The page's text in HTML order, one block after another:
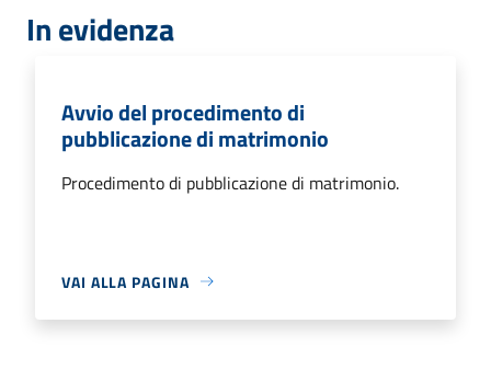
In evidenza
Avvio del procedimento di
pubblicazione di matrimonio
Procedimento di pubblicazione di matrimonio.
VAI ALLA PAGINA